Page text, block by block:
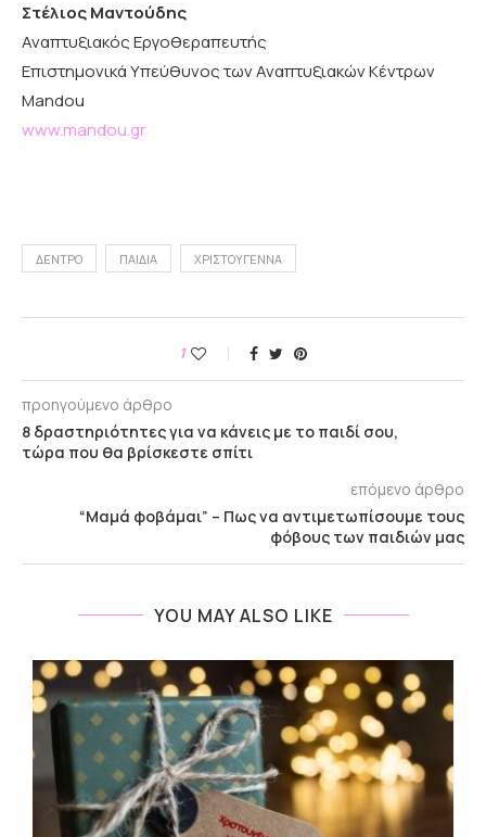
Στέλιος Μαντούδης
Αναπτυξιακός Εργοθεραπευτής
Επιστημονικά Υπεύθυνος των Αναπτυξιακών Κέντρων
Mandou
www.mandou.gr
ΔΈΝΤΡΟ ΠΑΙΔΙΆ ΧΡΙΣΤΟΎΓΕΝΝΑ
1
προηγούμενο άρθρο
8 δραστηριότητες για να κάνεις με το παιδί σου,
τώρα που θα βρίσκεστε σπίτι
επόμενο άρθρο
“Μαμά φοβάμαι” – Πως να αντιμετωπίσουμε τους
φόβους των παιδιών μας
YOU MAY ALSO LIKE